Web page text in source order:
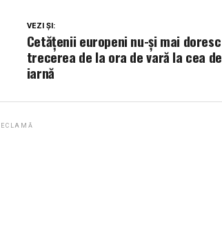
VEZI ȘI:
Cetăţenii europeni nu-şi mai doresc
trecerea de la ora de vară la cea de
iarnă